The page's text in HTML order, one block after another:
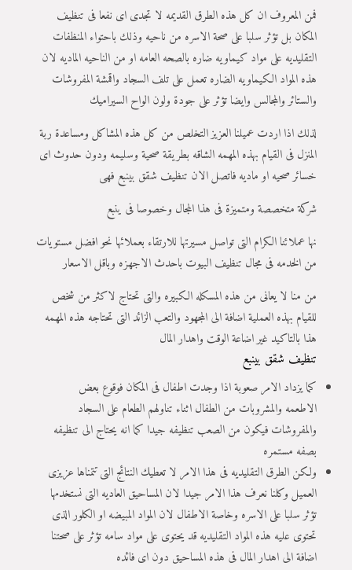
فمن المعروف ان كل هذه الطرق القديمه لا تجدى اى نفعا فى تنظيف
المكان بل تؤثر سلبا على صحة الاسره من ناحيه وذلك باحتواء المنظفات
التقليديه على مواد كيماويه ضاره بالصحه العامه او من الناحيه الماديه لان
هذه المواد الكيماويه الضاره تعمل على تلف السجاد واقمشة المفروشات
والستائر والمجالس وايضا تؤثر على جودة ولون الواح السيراميك
لذلك اذا اردت عميلنا العزيز التخلص من كل هذه المشاكل ومساعدة ربة
المنزل فى القيام بهذه المهمه الشاقه بطريقة صحية وسليمه ودون حدوث اى
خسائر صحيه او ماديه فاتصل الان تنظيف شقق بينبع فهى
شركة متخصصة ومتميزة فى هذا المجال وخصوصا فى ينبع
نها عملائنا الكرام التى تواصل مسيرتها للارتقاء بعملائها نحو افضل مستويات
من الخدمه فى مجال تنظيف البيوت باحدث الاجهزه وباقل الاسعار
من منا لا يعانى من هذه المسكله الكبيره والتى تحتاج لاكثر من شخص
للقيام بهذه العملية اضافة الى المجهود والتعب الزائد التى تحتاجه هذه المهمه
هذا بالتاكيد غير اضاعة الوقت واهدار المال
تنظيف شقق بينبع
كما يزداد الامر صعوبة اذا وجدت اطفال فى المكان فوقوع بعض
الاطعمه والمشروبات من الطفال اثناء تناولهم الطعام على السجاد
والمفروشات فيكون من الصعب تنظيفه جيدا كما انه يحتاج الى تنظيفه
بصفه مستمره
ولكن الطرق التقليديه فى هذا الامر لا تعطيك النتائج التى تتمناها عزيزى
العميل وكلنا نعرف هذا الامر جيدا لان المساحيق العاديه التى نستخدمها
تؤثر سلبا على الاسره وخاصة الاطفال لان المواد المبيضه او الكلور الذى
تحتوى عليه هذه المواد التقليديه قد يحتوى على مواد سامه تؤثر على صحتنا
اضافة الى اهدار المال فى هذه المساحيق دون اى فائده